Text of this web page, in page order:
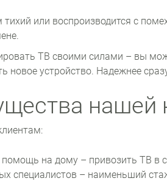
или воспроизводится с
ТВ своими силами – вы
новое устройство. Надежнее
нашей
на дому – привозить ТВ в
специалистов – наименьший